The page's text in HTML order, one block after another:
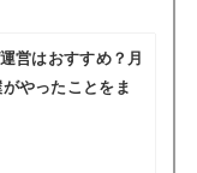
営はおすすめ？月
やったことをま